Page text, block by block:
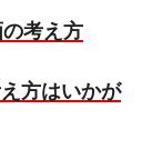
考え方
方はいかが